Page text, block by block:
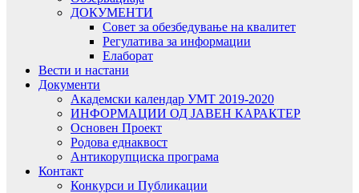
ДОКУМЕНТИ
Совет за обезбедување на квалитет
Регулатива за информации
Елаборат
Вести и настани
Документи
Академски календар УМТ 2019-2020
ИНФОРМАЦИИ ОД ЈАВЕН КАРАКТЕР
Основен Проект
Родова еднаквост
Антикорупциска програма
Контакт
Конкурси и Публикации